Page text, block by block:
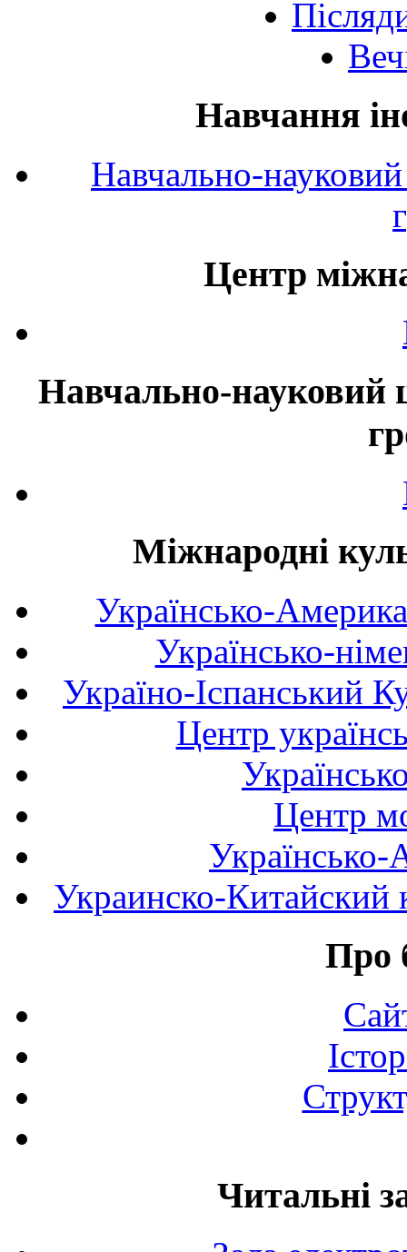
Навчання
Навчально-
Центр
Навчально-науковий
Міжнародні
Українсько-
Українсько-
Україно-Іспанський
Центр
Центр
Українсько-
Украинско-Китайский
Про
Читальні